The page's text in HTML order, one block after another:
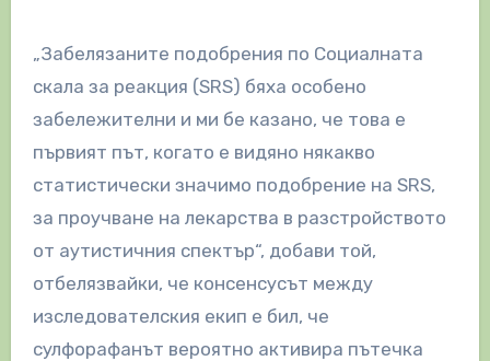
„Забелязаните подобрения по Социалната
скала за реакция (SRS) бяха особено
забележителни и ми бе казано, че това е
първият път, когато е видяно някакво
статистически значимо подобрение на SRS,
за проучване на лекарства в разстройството
от аутистичния спектър“, добави той,
отбелязвайки, че консенсусът между
изследователския екип е бил, че
сулфорафанът вероятно активира пътечка